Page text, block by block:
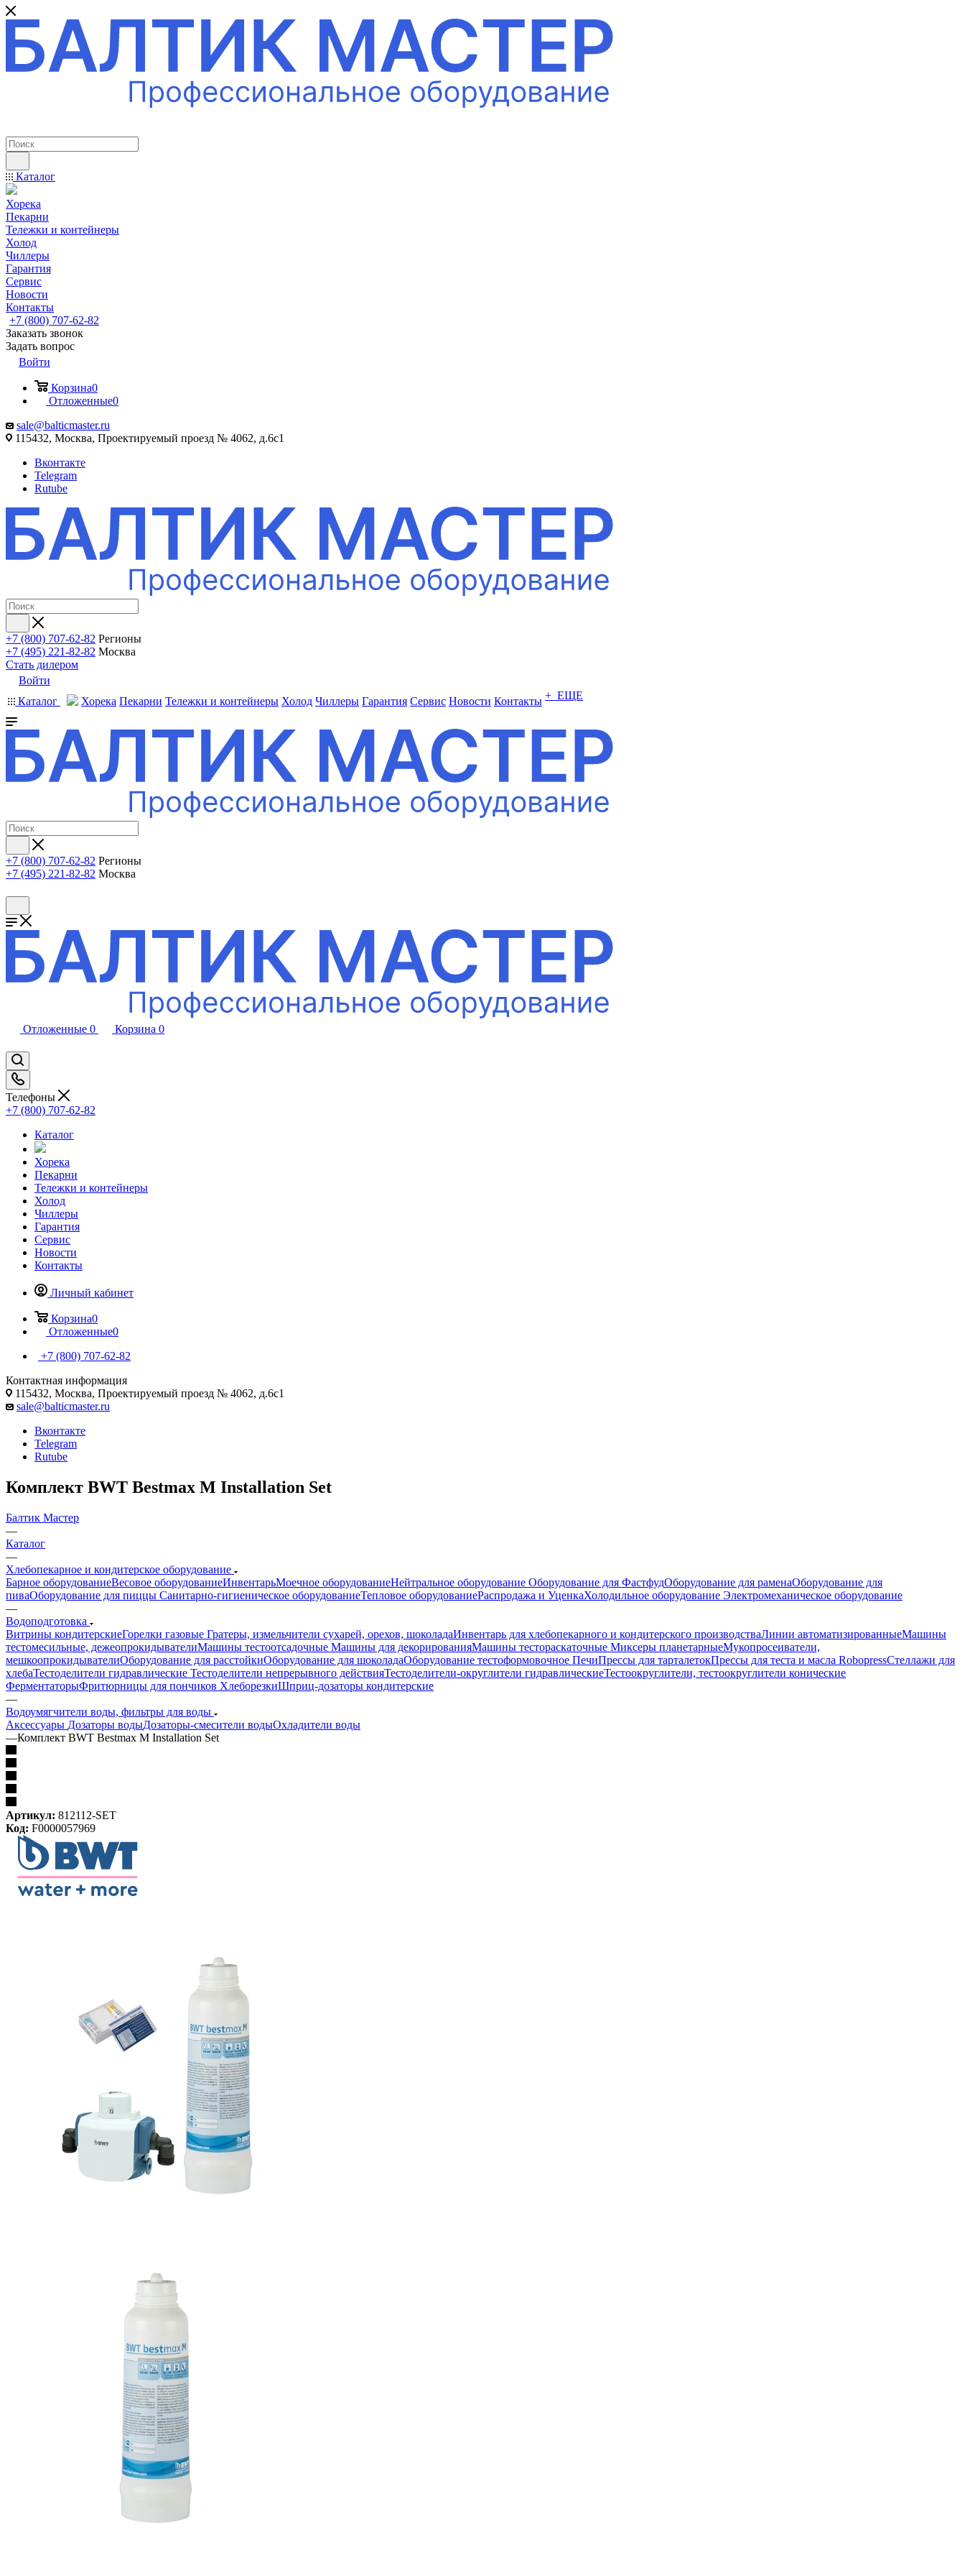
Каталог
Хорека
Пекарни
Тележки и контейнеры
Холод
Чиллеры
Гарантия
Сервис
Новости
Контакты
+7 (800) 707-62-82
Заказать звонок
Задать вопрос
Войти
Корзина0
Отложенные0
sale@balticmaster.ru
115432, Москва, Проектируемый проезд № 4062, д.6с1
Вконтакте
Telegram
Rutube
+7 (800) 707-62-82 Регионы
+7 (495) 221-82-82 Москва
Стать дилером
Войти
Каталог
Хорека Пекарни Тележки и контейнеры Холод Чиллеры Гарантия Сервис Новости Контакты + ЕЩЕ
+7 (800) 707-62-82 Регионы
+7 (495) 221-82-82 Москва
Отложенные 0 Корзина 0
Телефоны
+7 (800) 707-62-82
Каталог
Хорека
Пекарни
Тележки и контейнеры
Холод
Чиллеры
Гарантия
Сервис
Новости
Контакты
Личный кабинет
Корзина0
Отложенные0
+7 (800) 707-62-82
Контактная информация
115432, Москва, Проектируемый проезд № 4062, д.6с1
sale@balticmaster.ru
Вконтакте
Telegram
Rutube
Комплект BWT Bestmax M Installation Set
Балтик Мастер
—
Каталог
—
Хлебопекарное и кондитерское оборудование
Барное оборудованиеВесовое оборудованиеИнвентарьМоечное оборудованиеНейтральное оборудование Оборудование для ФастфудОборудование для раменаОборудование для
пиваОборудование для пиццы Санитарно-гигиеническое оборудованиеТепловое оборудованиеРаспродажа и УценкаХолодильное оборудование Электромеханическое оборудование
—
Водоподготовка
Витрины кондитерскиеГорелки газовые Гратеры, измельчители сухарей, орехов, шоколадаИнвентарь для хлебопекарного и кондитерского производстваЛинии автоматизированныеМашины
тестомесильные, дежеопрокидывателиМашины тестоотсадочные Машины для декорированияМашины тестораскаточные Миксеры планетарныеМукопросеиватели,
мешкоопрокидывателиОборудование для расстойкиОборудование для шоколадаОборудование тестоформовочное ПечиПрессы для тарталетокПрессы для теста и масла RobopressСтеллажи для
хлебаТестоделители гидравлические Тестоделители непрерывного действияТестоделители-округлители гидравлическиеТестоокруглители, тестоокруглители конические
ФерментаторыФритюрницы для пончиков ХлеборезкиШприц-дозаторы кондитерские
—
Водоумягчители воды, фильтры для воды
Аксессуары Дозаторы водыДозаторы-смесители водыОхладители воды
—Комплект BWT Bestmax M Installation Set
Артикул: 812112-SET
Код: F0000057969